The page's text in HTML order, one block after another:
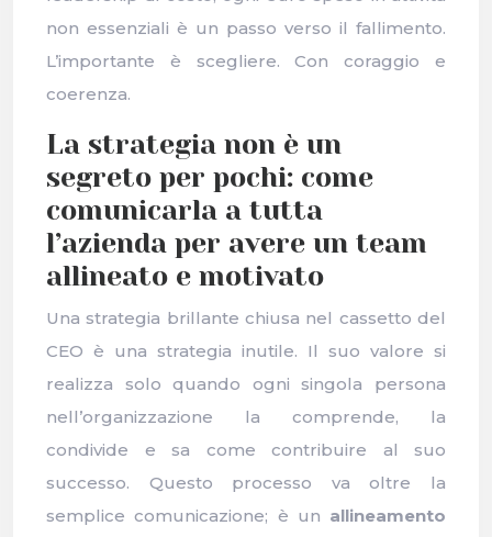
non essenziali è un passo verso il fallimento.
L’importante è scegliere. Con coraggio e
coerenza.
La strategia non è un
segreto per pochi: come
comunicarla a tutta
l’azienda per avere un team
allineato e motivato
Una strategia brillante chiusa nel cassetto del
CEO è una strategia inutile. Il suo valore si
realizza solo quando ogni singola persona
nell’organizzazione la comprende, la
condivide e sa come contribuire al suo
successo. Questo processo va oltre la
semplice comunicazione; è un allineamento